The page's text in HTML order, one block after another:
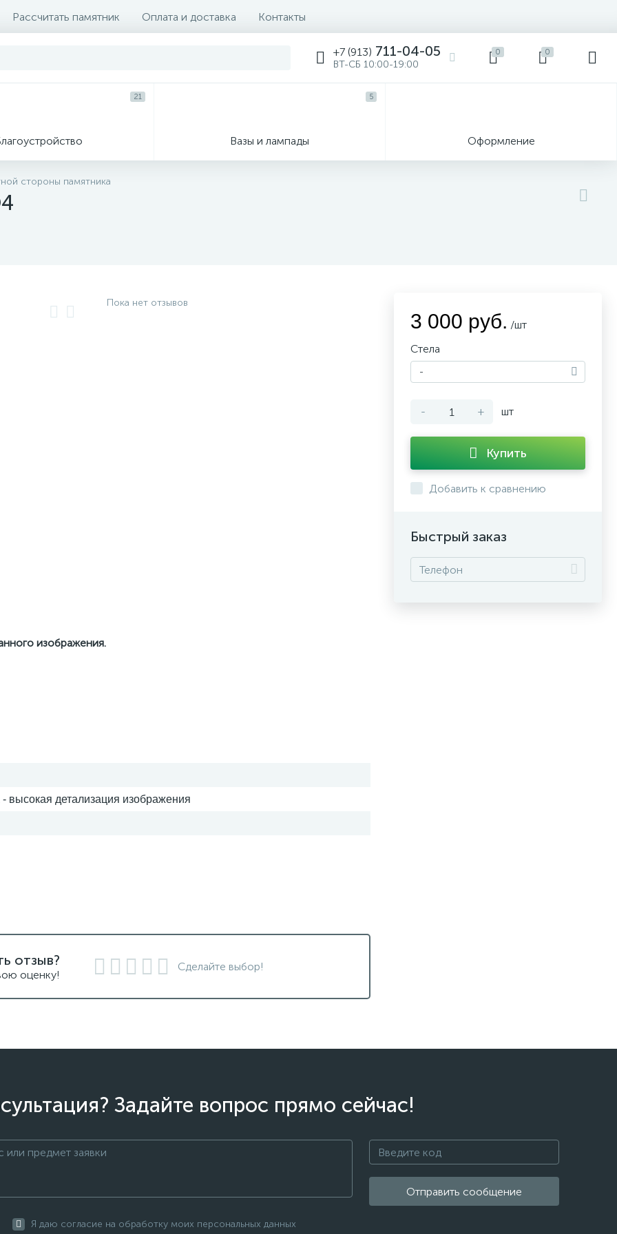
Рассчитать памятник Оплата и доставка Контакты
+7 (913) 711-04-05
ВТ-СБ 10:00-19:00
0 0
21
Вазы и лампады
5
Оформление
стороны памятника
Пока нет отзывов
изображения.
высокая детализация изображения
3 000 руб. /шт
Стела
-
- + шт
Купить
Добавить к сравнению
Быстрый заказ
отзыв?
оценку!
Сделайте выбор!
Задайте вопрос прямо сейчас!
Отправить сообщение
Я даю согласие на обработку моих персональных данных